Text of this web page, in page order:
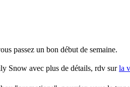
passez un bon début de semaine.
Snow avec plus de détails, rdv surla